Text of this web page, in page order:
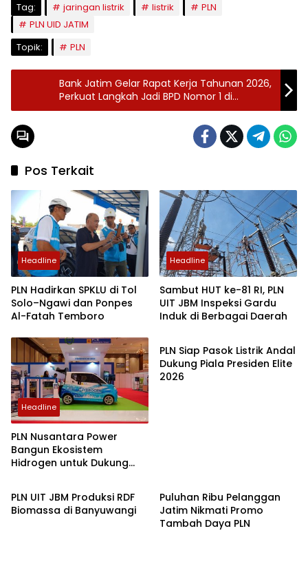
Tag: jaringan listrik listrik
PLN
PLN UID JATIM
Topik:
PLN
Bank Jatim Gelar Rapat Kerja Tahunan 2026,
Perkuat Langkah Jadi BPD Nomor 1 di
Indonesia
Pos Terkait
Headline
PLN Hadirkan SPKLU di Tol
Solo–Ngawi dan Ponpes
Al-Fatah Temboro
Headline
Sambut HUT ke-81 RI, PLN
UIT JBM Inspeksi Gardu
Induk di Berbagai Daerah
Headline
PLN Nusantara Power
Bangun Ekosistem
Hidrogen untuk Dukung
Ekbis
PLN Siap Pasok Listrik Andal
Dukung Piala Presiden Elite
2026
Ekbis
PLN UIT JBM Produksi RDF
Biomassa di Banyuwangi
Puluhan Ribu Pelanggan
Jatim Nikmati Promo
Tambah Daya PLN